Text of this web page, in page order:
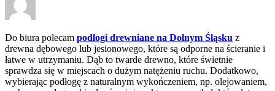
Do biura polecam podłogi drewniane na Dolnym Śląsku z
drewna dębowego lub jesionowego, które są odporne na ścieranie i
łatwe w utrzymaniu. Dąb to twarde drewno, które świetnie
sprawdza się w miejscach o dużym natężeniu ruchu. Dodatkowo,
wybierając podłogę z naturalnym wykończeniem, np. olejowaniem,